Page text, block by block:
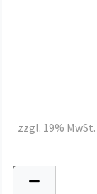
zzgl. 19% MwSt.